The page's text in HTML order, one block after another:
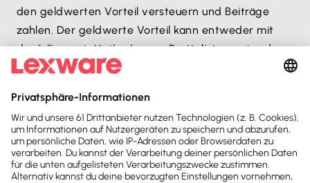
den geldwerten Vorteil versteuern und Beiträge
zahlen. Der geldwerte Vorteil kann entweder mit
der1-Prozent-Methodevom Bruttolistenpreis oder
mit einemFahrtenbuch
Personen bei der Feuerwehr oder im
Rettungsdienst, die ein Einsatzfahrzeug überlassen
bekommen, während sie inBereitschaftsdienstsind,
dürfendieses auch für private Fahrten verwenden,
ohne den geldwerten Vorteil anzusetzen. Der